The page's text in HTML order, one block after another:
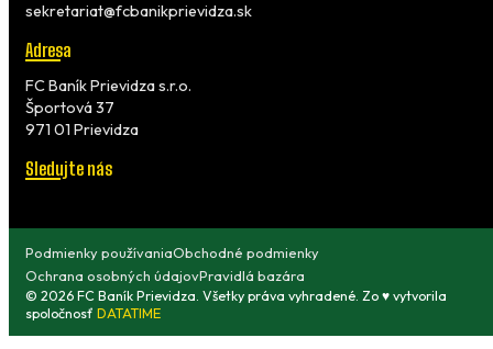
sekretariat@fcbanikprievidza.sk
Adresa
FC Baník Prievidza s.r.o.
Športová 37
971 01 Prievidza
Sledujte nás
© 2026 FC Baník Prievidza. Všetky práva vyhradené. Zo ♥ vytvorila
spoločnosť DATATIME
Podmienky používaniaObchodné podmienky
Ochrana osobných údajovPravidlá bazára